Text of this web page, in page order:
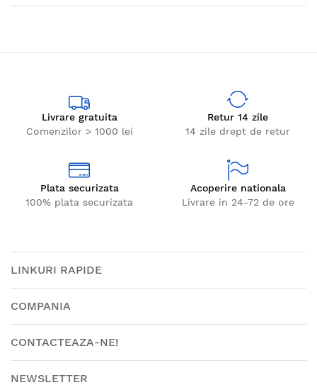
Livrare gratuita
Comenzilor > 1000 lei
Retur 14 zile
14 zile drept de retur
Plata securizata
100% plata securizata
Acoperire nationala
Livrare in 24-72 de ore
LINKURI RAPIDE
COMPANIA
CONTACTEAZA-NE!
NEWSLETTER